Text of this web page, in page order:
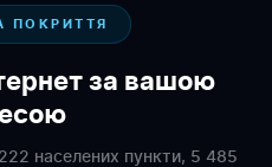
ПОКРИТТЯ
за вашою
населених пункти, 5 485